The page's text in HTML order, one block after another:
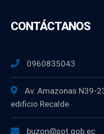
CONTÁCTANOS
0960835043
Av. Amazonas N39-
edificio Recalde
buzon@sot.gob.ec